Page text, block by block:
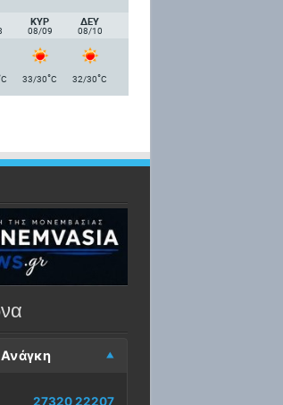
ΚΥΡ
08/09
ΔΕΥ
08/10
C 33/30°C 32/30°C
27320 22207